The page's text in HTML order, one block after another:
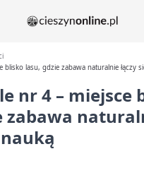
blisko lasu, gdzie zabawa naturalnie łączy
nr 4 – miejsce
zabawa
nauką